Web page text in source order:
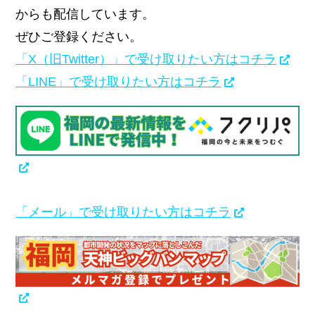
からも配信しています。
ぜひご登録ください。
「X（旧Twitter）」で受け取りたい方はコチラ
「LINE」で受け取りたい方はコチラ
「メール」で受け取りたい方はコチラ